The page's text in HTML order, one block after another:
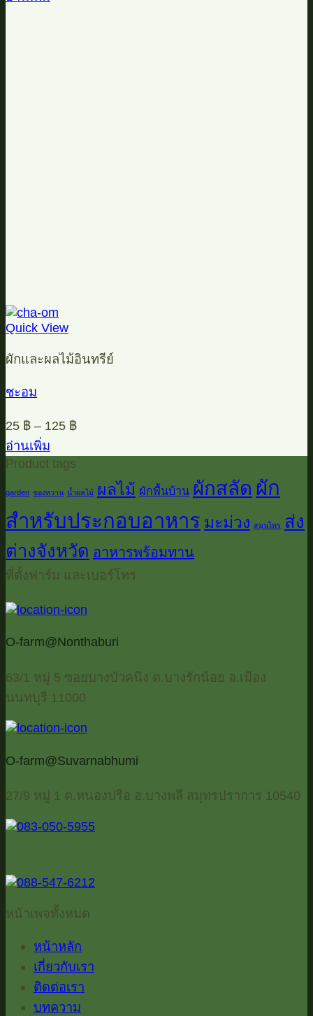
Quick View
ผักและผลไม้อินทรีย์
ชะอม
25 ฿ – 125 ฿
อ่านเพิ่ม
Product tags
garden ของหวาน น้ำผลไม้ ผลไม้ ผักพื้นบ้าน ผักสลัด ผัก
สำหรับประกอบอาหาร มะม่วง สมุนไพร ส่ง
ต่างจังหวัด อาหารพร้อมทาน
ที่ตั้งฟาร์ม และเบอร์โทร
O-farm@Nonthaburi
63/1 หมู่ 5 ซอยบางบัวคนึง ต.บางรักน้อย อ.เมือง
นนทบุรี 11000
O-farm@Suvarnabhumi
27/9 หมู่ 1 ต.หนองปรือ อ.บางพลี สมุทรปราการ 10540
หน้าเพจทั้งหมด
หน้าหลัก
เกี่ยวกับเรา
ติดต่อเรา
บทความ